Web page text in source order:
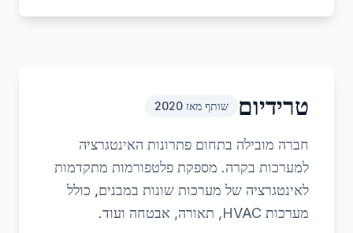
טרידיום שותף מאז 2020
חברה מובילה בתחום פתרונות האינטגרציה
למערכות בקרה. מספקת פלטפורמות מתקדמות
לאינטגרציה של מערכות שונות במבנים, כולל
מערכות HVAC, תאורה, אבטחה ועוד.